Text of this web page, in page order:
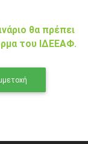
θα πρέπει
του ΙΔΕΕΑΦ.